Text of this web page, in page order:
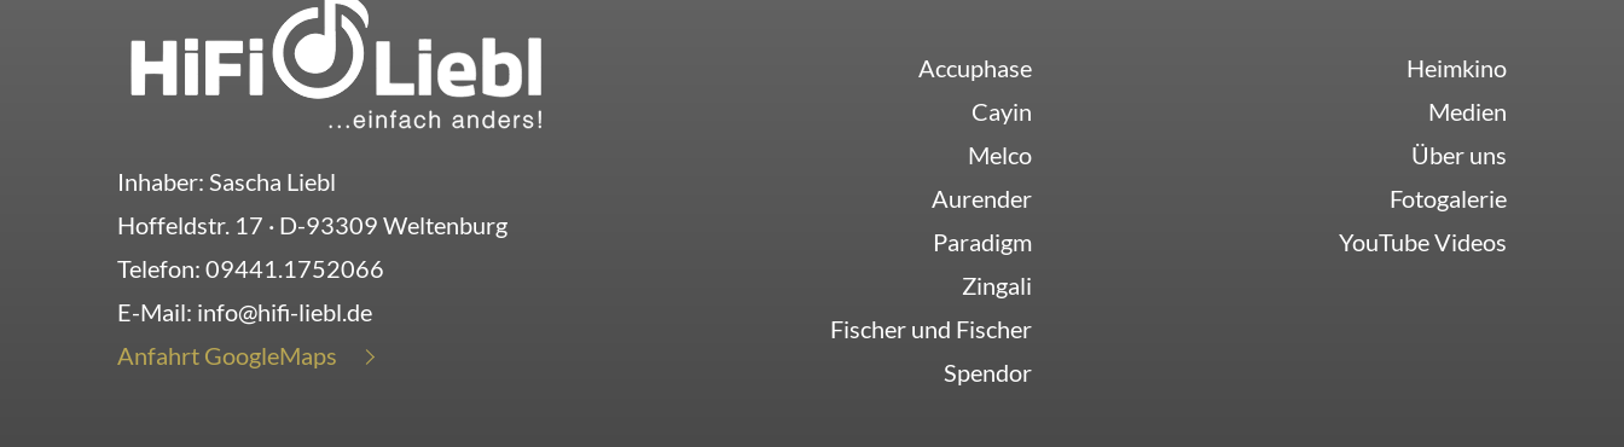
Inhaber: Sascha Liebl
Hoffeldstr. 17 · D-93309 Weltenburg
Telefon: 09441.1752066
E-Mail: info@hifi-liebl.de
Anfahrt GoogleMaps
Accuphase
Cayin
Melco
Aurender
Paradigm
Zingali
Fischer und Fischer
Spendor
Heimkino
Medien
Über uns
Fotogalerie
YouTube Videos